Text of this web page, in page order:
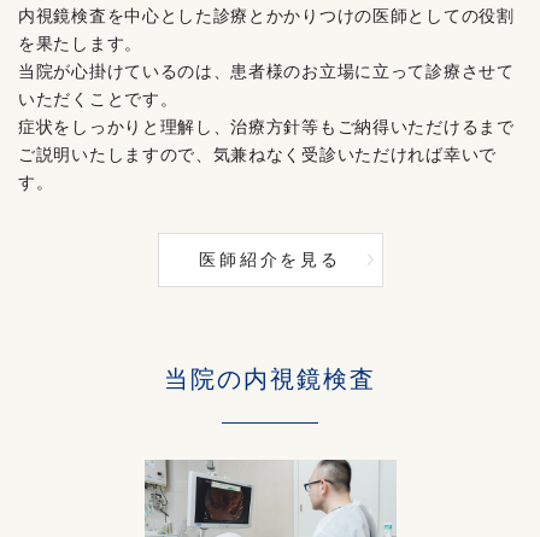
内視鏡検査を中心とした診療とかかりつけの医師としての役割
を果たします。
当院が心掛けているのは、患者様のお立場に立って診療させて
いただくことです。
症状をしっかりと理解し、治療方針等もご納得いただけるまで
ご説明いたしますので、気兼ねなく受診いただければ幸いで
す。
医師紹介を見る
当院の内視鏡検査